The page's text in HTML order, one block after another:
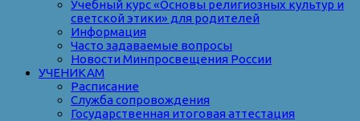
Учебный курс «Основы религиозных культур и
светской этики» для родителей
Информация
Часто задаваемые вопросы
Новости Минпросвещения России
УЧЕНИКАМ
Расписание
Служба сопровождения
Государственная итоговая аттестация